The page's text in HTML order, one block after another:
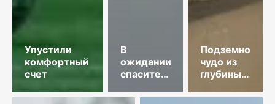
Упустили
комфортный
счет
В
ожидании
спасительного
Подземное
чудо из
глубины